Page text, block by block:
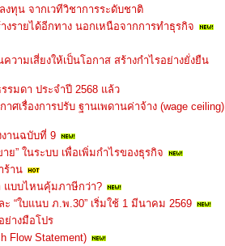
งทุน จากเวทีวิชาการระดับชาติ
งรายได้อีกทาง นอกเหนือจากการทำธุรกิจ
วามเสี่ยงให้เป็นโอกาส สร้างกำไรอย่างยั่งยืน
รมดา ประจำปี 2568 แล้ว
ศเรื่องการปรับ ฐานเพดานค่าจ้าง (wage ceiling)
านฉบับที่ 9
” ในระบบ เพื่อเพิ่มกำไรของธุรกิจ
ร้าน
แบบไหนคุ้มภาษีกว่า?
ะ “ใบแนบ ภ.พ.30” เริ่มใช้ 1 มีนาคม 2569
ย่างมือโปร
Flow Statement)